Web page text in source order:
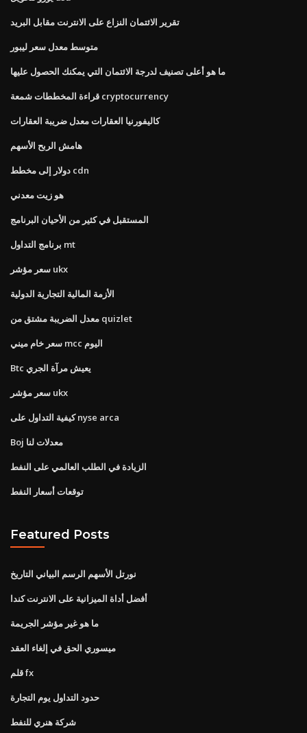
تقرير الائتمان النزاع على الانترنت مقابل البريد
متوسط ​​معدل سعر ليبور
ما هو أعلى تصنيف لدرجة الائتمان التي يمكنك الحصول عليها
قراءة المخططات شمعة cryptocurrency
كاليفورنيا العقارات معدل ضريبة العقارات
هامش الربح الأسهم
دولار إلى مخطط cdn
هو زيت معدني
المستقبل في كثير من الأحيان البرنامج
برنامج التداول mt
سعر مؤشر ukx
الأزمة المالية التجارية الدولية
معدل الضريبة مشتق من quizlet
سعر خام ميني mcc اليوم
Btc يعيش مرآة الجري
سعر مؤشر ukx
كيفية التداول على nyse arca
Boj معدلات لنا
الزيادة في الطلب العالمي على النفط
توقعات أسعار النفط
Featured Posts
نورتل الأسهم الرسم البياني التاريخ
أفضل أداة الميزانية على الانترنت كندا
ما هو غير مؤشر الجريمة
ميسوري الحق في إلغاء العقد
قلم fx
حدود التداول يوم التجارة
شركة هنري للنفط